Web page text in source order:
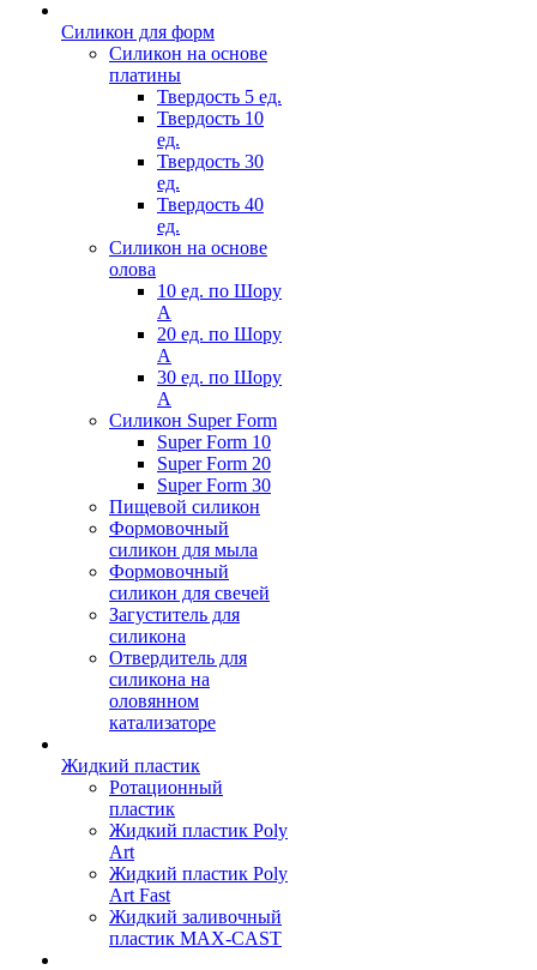
Силикон для форм
Силикон на основе
платины
Твердость 5 ед.
Твердость 10
ед.
Твердость 30
ед.
Твердость 40
ед.
Силикон на основе
олова
10 ед. по Шору
А
20 ед. по Шору
А
30 ед. по Шору
А
Силикон Super Form
Super Form 10
Super Form 20
Super Form 30
Пищевой силикон
Формовочный
силикон для мыла
Формовочный
силикон для свечей
Загуститель для
силикона
Отвердитель для
силикона на
оловянном
катализаторе
Жидкий пластик
Ротационный
пластик
Жидкий пластик Poly
Art
Жидкий пластик Poly
Art Fast
Жидкий заливочный
пластик MAX-CAST